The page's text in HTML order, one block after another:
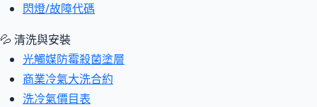
閃燈/故障代碼
💦 清洗與安裝
光觸媒防霉殺菌塗層
商業冷氣大洗合約
洗冷氣價目表